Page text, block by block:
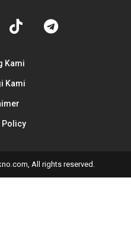
Kami
Kami
Policy
All rights reserved.